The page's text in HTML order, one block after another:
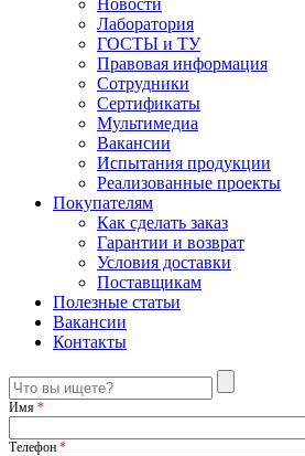
Новости
Лаборатория
ГОСТЫ и ТУ
Правовая информация
Сотрудники
Сертификаты
Мультимедиа
Вакансии
Испытания продукции
Реализованные проекты
Покупателям
Как сделать заказ
Гарантии и возврат
Условия доставки
Поставщикам
Полезные статьи
Вакансии
Контакты
Имя *
Телефон *